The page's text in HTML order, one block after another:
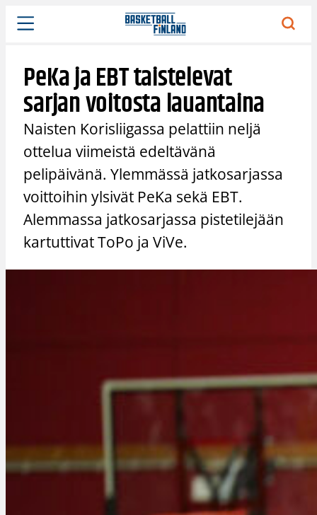
Siirry
sisältöön
PeKa ja EBT taistelevat
sarjan voitosta lauantaina
Naisten Korisliigassa pelattiin neljä
ottelua viimeistä edeltävänä
pelipäivänä. Ylemmässä jatkosarjassa
voittoihin ylsivät PeKa sekä EBT.
Alemmassa jatkosarjassa pistetilejään
kartuttivat ToPo ja ViVe.